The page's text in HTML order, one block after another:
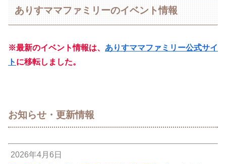
ありすママファミリーのイベント情報
※最新のイベント情報は、 ありすママファミリー公式サイ
ト に移転しました。
お知らせ・更新情報
2026年4月6日